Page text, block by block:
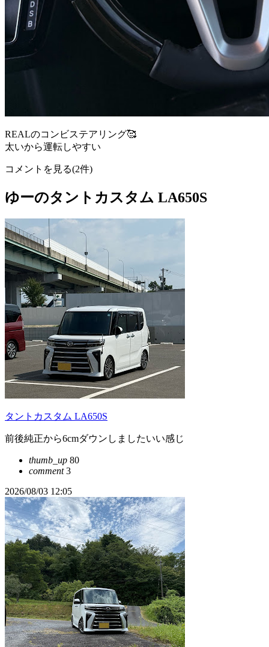
REALのコンビステアリング🥰
太いから運転しやすい
コメントを見る(2件)
ゆーのタントカスタム LA650S
タントカスタム LA650S
前後純正から6cmダウンしましたいい感じ
thumb_up 80
comment3
2026/08/03 12:05